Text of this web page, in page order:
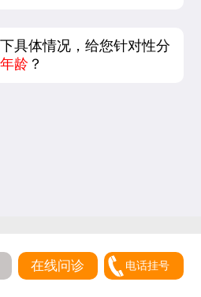
具体情况，给您针对性分
龄 ？
在线问诊 电话挂号